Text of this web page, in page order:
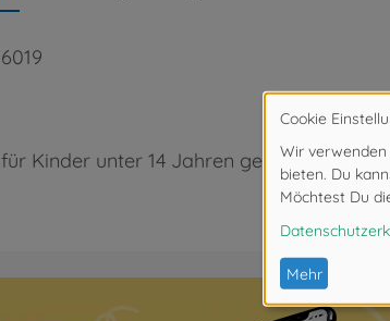
Kinder unter 14 Jahren geeignet.